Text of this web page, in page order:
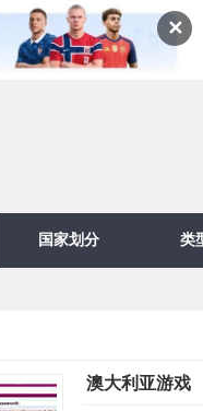
✕
国家划分 类
澳大利亚游戏